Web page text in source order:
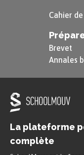
Cahier
Brevet
Annales
La plateforme
complète